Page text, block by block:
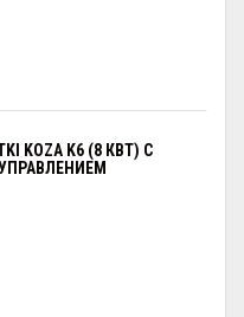
KOZA K6 (8 КВТ) С